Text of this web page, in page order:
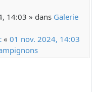
14:03 » dans Galerie
« 01 nov. 2024, 14:03